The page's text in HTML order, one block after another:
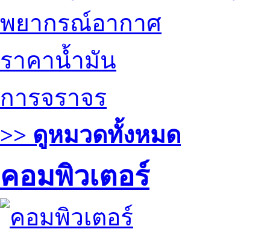
พยากรณ์อากาศ
ราคาน้ำมัน
การจราจร
>> ดูหมวดทั้งหมด
คอมพิวเตอร์